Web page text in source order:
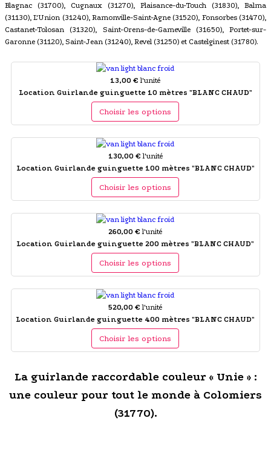
Blagnac (31700), Cugnaux (31270), Plaisance-du-Touch (31830), Balma
(31130), L'Union (31240), Ramonville-Saint-Agne (31520), Fonsorbes (31470),
Castanet-Tolosan (31320), Saint-Orens-de-Gameville (31650), Portet-sur-
Garonne (31120), Saint-Jean (31240), Revel (31250) et Castelginest (31780).
13,00 € l'unité
Location Guirlande guinguette 10 mètres "BLANC CHAUD"
Choisir les options
130,00 € l'unité
Location Guirlande guinguette 100 mètres "BLANC CHAUD"
Choisir les options
260,00 € l'unité
Location Guirlande guinguette 200 mètres "BLANC CHAUD"
Choisir les options
520,00 € l'unité
Location Guirlande guinguette 400 mètres "BLANC CHAUD"
Choisir les options
La guirlande raccordable couleur « Unie » :
une couleur pour tout le monde à Colomiers
(31770).